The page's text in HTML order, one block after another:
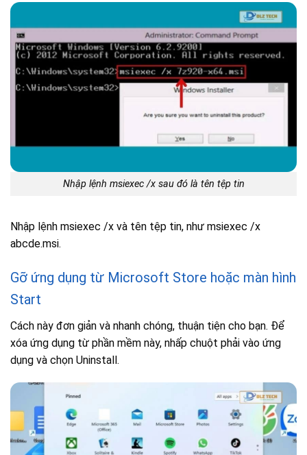
Nhập lệnh msiexec /x sau đó là tên tệp tin
Nhập lệnh msiexec /x và tên tệp tin, như msiexec /x
abcde.msi.
Gỡ ứng dụng từ Microsoft Store hoặc màn hình
Start
Cách này đơn giản và nhanh chóng, thuận tiện cho bạn. Để
xóa ứng dụng từ phần mềm này, nhấp chuột phải vào ứng
dụng và chọn Uninstall.